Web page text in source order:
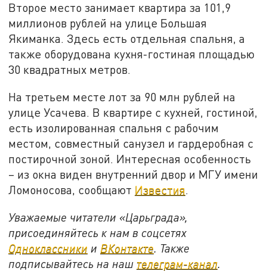
Второе место занимает квартира за 101,9
миллионов рублей на улице Большая
Якиманка. Здесь есть отдельная спальня, а
также оборудована кухня-гостиная площадью
30 квадратных метров.
На третьем месте лот за 90 млн рублей на
улице Усачева. В квартире с кухней, гостиной,
есть изолированная спальня с рабочим
местом, совместный санузел и гардеробная c
постирочной зоной. Интересная особенность
– из окна виден внутренний двор и МГУ имени
Ломоносова, сообщают Известия.
Уважаемые читатели «Царьграда»,
присоединяйтесь к нам в соцсетях
Одноклассники и ВКонтакте . Также
подписывайтесь на наш телеграм-канал